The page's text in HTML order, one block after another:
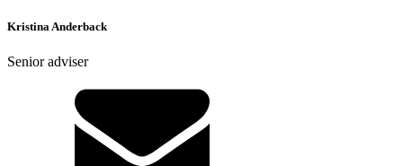
Kristina Anderback
Senior adviser